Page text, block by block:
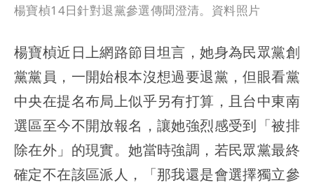
楊寶楨14日針對退黨參選傳聞澄清。資料照片
楊寶楨近日上網路節目坦言，她身為民眾黨創
黨黨員，一開始根本沒想過要退黨，但眼看黨
中央在提名布局上似乎另有打算，且台中東南
選區至今不開放報名，讓她強烈感受到「被排
除在外」的現實。她當時強調，若民眾黨最終
確定不在該區派人，「那我還是會選擇獨立參